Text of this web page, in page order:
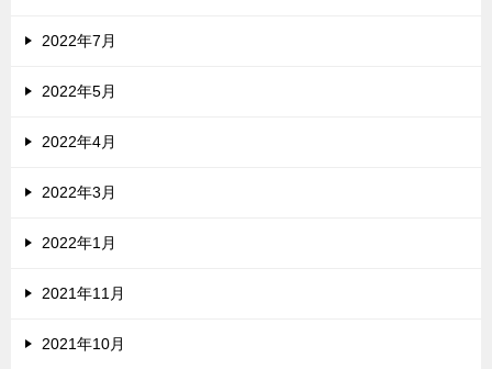
2022年7月
2022年5月
2022年4月
2022年3月
2022年1月
2021年11月
2021年10月